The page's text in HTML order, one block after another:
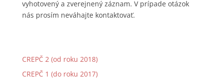
vyhotovený a zverejnený záznam. V prípade otázok
nás prosím neváhajte kontaktovať.
CREPČ 2 (od roku 2018)
CREPČ 1 (do roku 2017)